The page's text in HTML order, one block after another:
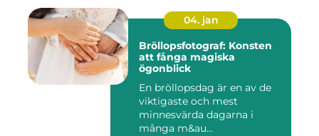
04. jan
Bröllopsfotograf: Konsten
att fånga magiska
ögonblick
En bröllopsdag är en av de
viktigaste och mest
minnesvärda dagarna i
många m&au...